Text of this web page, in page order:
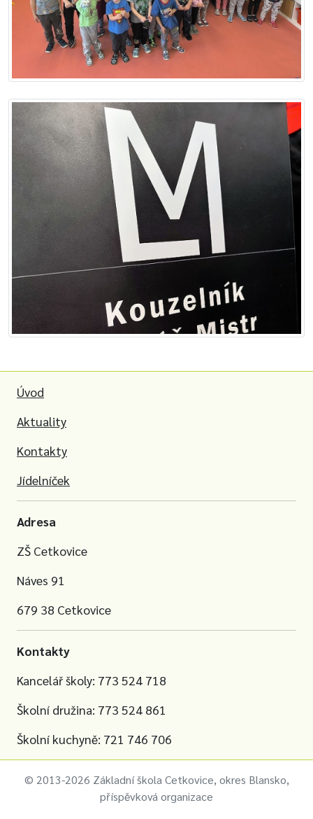
Úvod
Aktuality
Kontakty
Jídelníček
Adresa
ZŠ Cetkovice
Náves 91
679 38 Cetkovice
Kontakty
Kancelář školy: 773 524 718
Školní družina: 773 524 861
Školní kuchyně: 721 746 706
© 2013-2026 Základní škola Cetkovice, okres Blansko,
příspěvková organizace